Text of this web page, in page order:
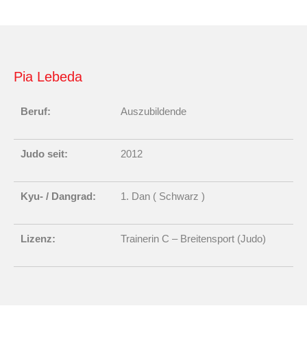
Pia Lebeda
Beruf: Auszubildende
Judo seit: 2012
Kyu- / Dangrad: 1. Dan ( Schwarz )
Lizenz: Trainerin C – Breitensport (Judo)